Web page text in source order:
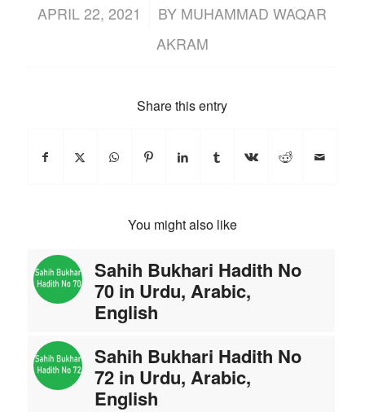
APRIL 22, 2021
/ BY MUHAMMAD WAQAR
AKRAM
Share this entry
You might also like
Sahih Bukhari Hadith No
70 in Urdu, Arabic,
English
Sahih Bukhari Hadith No
72 in Urdu, Arabic,
English